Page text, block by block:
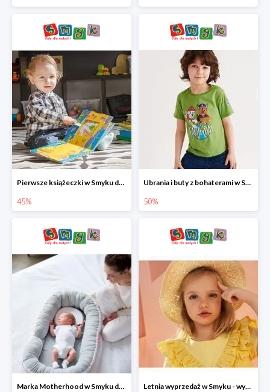
Pierwsze książeczki w Smyku do -45%
45%
Ubrania i buty z bohaterami w Smyku do -50%
50%
Marka Motherhood w Smyku do -40% Letnia wyprzedaż w Smyku - wybrane ubrania i buty do -50%